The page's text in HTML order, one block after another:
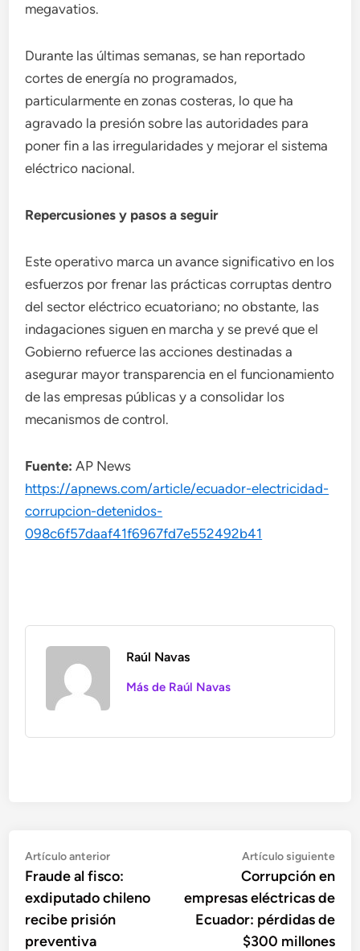
megavatios.
Durante las últimas semanas, se han reportado
cortes de energía no programados,
particularmente en zonas costeras, lo que ha
agravado la presión sobre las autoridades para
poner fin a las irregularidades y mejorar el sistema
eléctrico nacional.
Repercusiones y pasos a seguir
Este operativo marca un avance significativo en los
esfuerzos por frenar las prácticas corruptas dentro
del sector eléctrico ecuatoriano; no obstante, las
indagaciones siguen en marcha y se prevé que el
Gobierno refuerce las acciones destinadas a
asegurar mayor transparencia en el funcionamiento
de las empresas públicas y a consolidar los
mecanismos de control.
Fuente: AP News
https://apnews.com/article/ecuador-electricidad-
corrupcion-detenidos-
098c6f57daaf41f6967fd7e552492b41
Raúl Navas
Más de Raúl Navas
Navegación
de
entradas
Artículo anteriorArtículo
anterior:
Fraude al fisco:
exdiputado chileno
recibe prisión
preventiva
Artículo siguiente
Corrupción en
empresas eléctricas de
Ecuador: pérdidas de
$300 millones